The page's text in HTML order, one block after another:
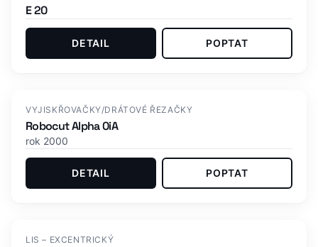
E 20
DETAIL POPTAT
VYJISKŘOVAČKY/DRÁTOVÉ ŘEZAČKY
Robocut Alpha 0iA
rok 2000
DETAIL POPTAT
LIS – EXCENTRICKÝ